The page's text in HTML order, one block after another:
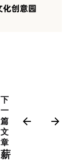
下
一
篇
文
章
薪